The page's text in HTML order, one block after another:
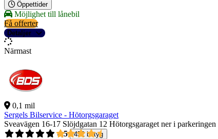
Öppettider
Möjlighet till lånebil
Få offerter
Detaljer
Närmast
0,1 mil
Sergels Bilservice - Hötorgsgaraget
Sveavägen 16-17 Slöjdgatan 12 Hötorgsgaraget ner i parkeringen
4,5
452 betyg